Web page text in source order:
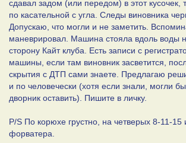
сдавал задом (или передом) в этот кусочек,
по касательной с угла. Следы виновника
Допускаю, что могли и не заметить.
маневрировал. Машина стояла вдоль воды
сторону Кайт клуба. Есть записи с
машины, если там виновник засветится,
скрытия с ДТП сами знаете. Предлагаю
и по человечески (хотя если знали, могли
дворник оставить). Пишите в личку.
P/S По корюхе грустно, на четверых 8-11-15
форватера.